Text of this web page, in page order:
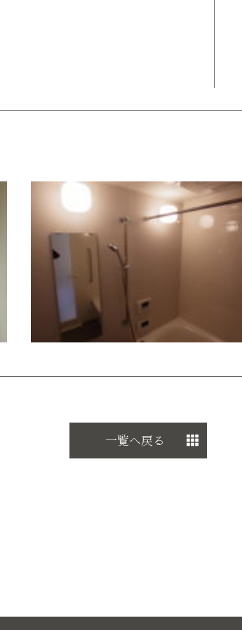
一覧へ戻る